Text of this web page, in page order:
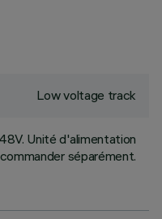
Low voltage track
Unité d'alimentation
séparément.